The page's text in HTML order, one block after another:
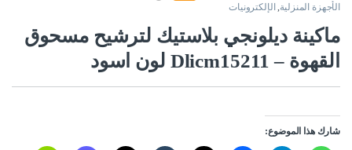
الأجهزة المنزلية ,الإلكترونيات
ماكينة ديلونجي بلاستيك لترشيح مسحوق
القهوة – Dlicm15211 لون اسود
شارك هذا الموضوع: